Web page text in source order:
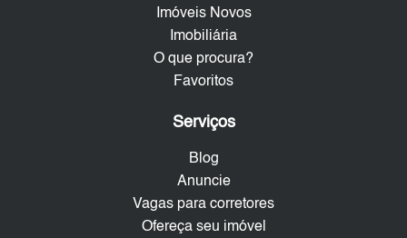
Imóveis Novos
Imobiliária
O que procura?
Favoritos
Serviços
Blog
Anuncie
Vagas para corretores
Ofereça seu imóvel